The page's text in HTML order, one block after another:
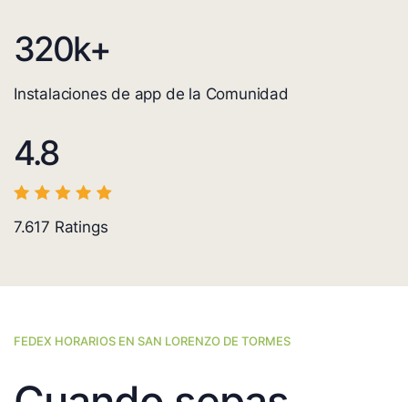
320k+
Instalaciones de app de la Comunidad
4.8
7.617 Ratings
FEDEX HORARIOS EN SAN LORENZO DE TORMES